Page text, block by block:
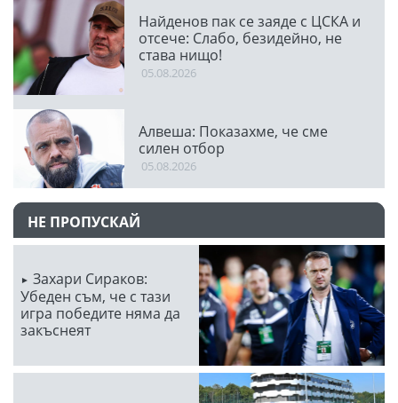
Найденов пак се заяде с ЦСКА и
отсече: Слабо, безидейно, не
става нищо!
05.08.2026
Алвеша: Показахме, че сме
силен отбор
05.08.2026
НЕ ПРОПУСКАЙ
Захари Сираков:
Убеден съм, че с тази
игра победите няма да
закъснеят